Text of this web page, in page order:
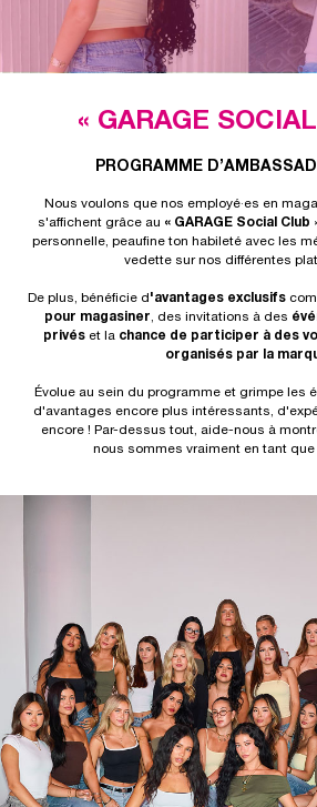
« GARAGE
PROGRAMME
Nous voulons que nos employé·es en
s'affichent grâce au « GARAGE Social Club
personnelle, peaufine ton habileté avec les
vedette sur nos différentes
De plus, bénéficie d 'avantages exclusifs
pour magasiner, des invitations à des
privés et la chance de participer à des
organisés par la
Évolue au sein du programme et grimpe les
d'avantages encore plus intéressants,
encore ! Par-dessus tout, aide-nous à
nous sommes vraiment en tant